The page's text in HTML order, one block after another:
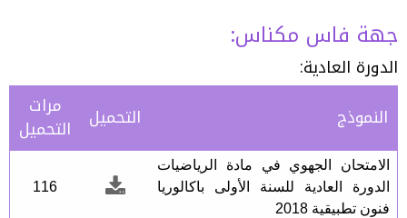
جهة فاس مكناس:
الدورة العادية:
النموذج
التحميل مرات
التحميل
الامتحان الجهوي في مادة الرياضيات
الدورة العادية للسنة الأولى باكالوريا
فنون تطبيقية 2018
116